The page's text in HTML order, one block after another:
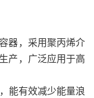
器，采用聚丙烯介
产，广泛应用于高
能有效减少能量浪